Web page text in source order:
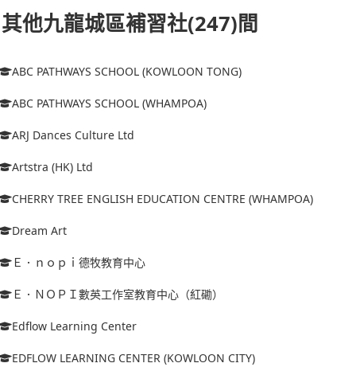
其他九龍城區補習社(247)間
ABC PATHWAYS SCHOOL (KOWLOON TONG)
ABC PATHWAYS SCHOOL (WHAMPOA)
ARJ Dances Culture Ltd
Artstra (HK) Ltd
CHERRY TREE ENGLISH EDUCATION CENTRE (WHAMPOA)
Dream Art
Ｅ．ｎｏｐｉ德牧教育中心
Ｅ．ＮＯＰＩ數英工作室教育中心（紅磡）
Edflow Learning Center
EDFLOW LEARNING CENTER (KOWLOON CITY)